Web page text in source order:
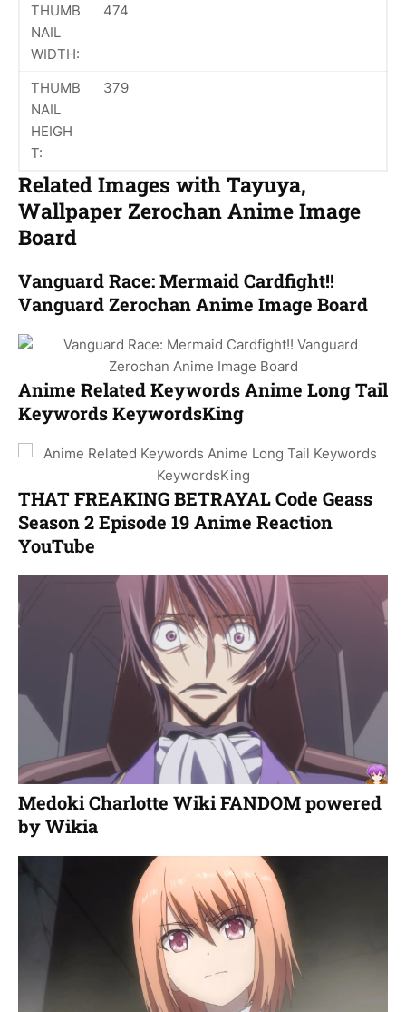
THUMB
NAIL
WIDTH:
474
THUMB
NAIL
HEIGH
T:
379
Related Images with Tayuya,
Wallpaper Zerochan Anime Image
Board
Vanguard Race: Mermaid Cardfight!!
Vanguard Zerochan Anime Image Board
Anime Related Keywords Anime Long Tail
Keywords KeywordsKing
THAT FREAKING BETRAYAL Code Geass
Season 2 Episode 19 Anime Reaction
YouTube
Medoki Charlotte Wiki FANDOM powered
by Wikia